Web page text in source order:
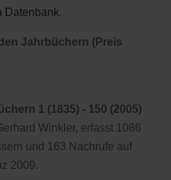
Datenbank.
Jahrbüchern (Preis
1 (1835) - 150 (2005)
Winkler, erfasst 1086
und 163 Nachrufe auf
2009.